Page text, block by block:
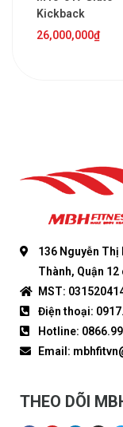
Kickback
26,000,000₫
136 Nguyễn Thị
Thành, Quận 12
MST:
Điện thoại:
Hotline:
Email:
THEO DÕI